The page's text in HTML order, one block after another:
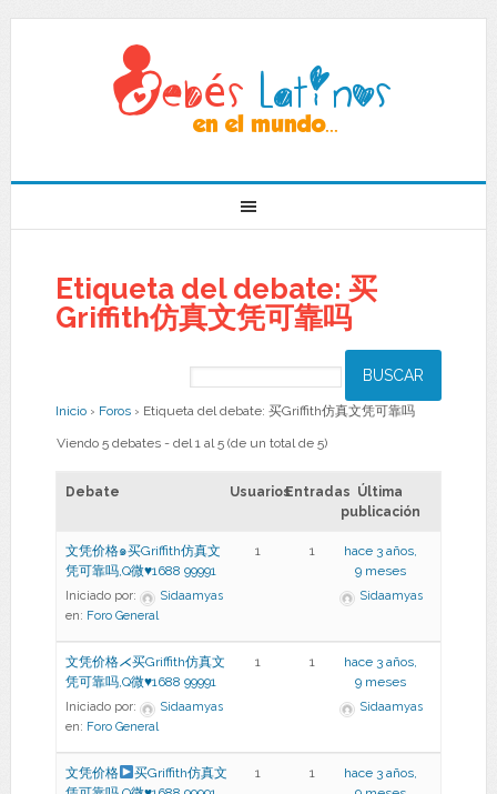
Etiqueta del debate: 买
Griffith仿真文凭可靠吗
Inicio › Foros › Etiqueta del debate: 买Griffith仿真文凭可靠吗
Viendo 5 debates - del 1 al 5 (de un total de 5)
Debate UsuariosEntradas Última
publicación
文凭价格๑买Griffith仿真文
凭可靠吗,Q微♥1688 99991
Iniciado por:
Sidaamyas
en: Foro General
1 1
hace 3 años,
9 meses
Sidaamyas
文凭价格⋌买Griffith仿真文
凭可靠吗,Q微♥1688 99991
Iniciado por:
Sidaamyas
en: Foro General
1 1
hace 3 años,
9 meses
Sidaamyas
文凭价格
买Griffith仿真文
1 1
hace 3 años,